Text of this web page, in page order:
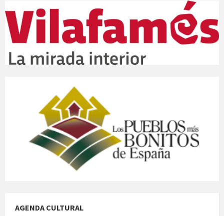
AGENDA CULTURAL